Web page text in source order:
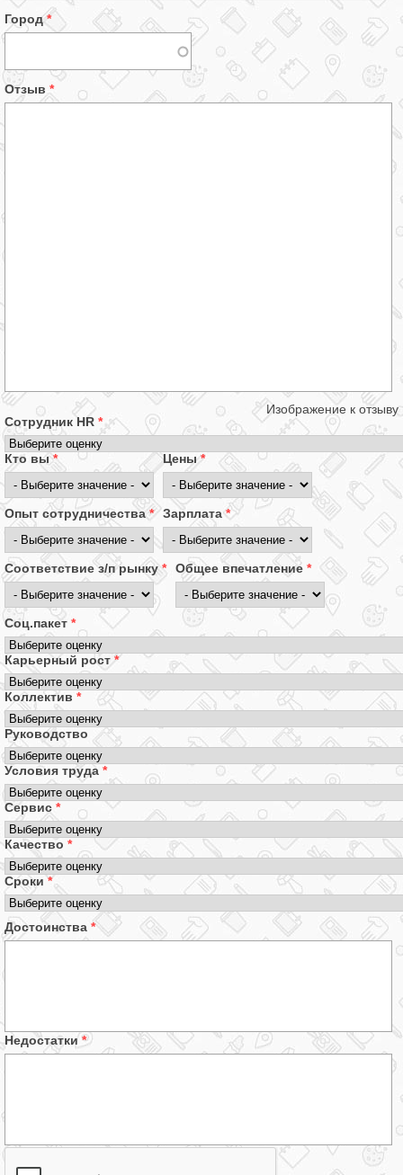
Город*
Отзыв *
Изображение к отзыву
Сотрудник HR *
Кто вы* Цены*
Опыт сотрудничества* Зарплата*
Соответствие з/п рынку* Общее впечатление *
Соц.пакет *
Карьерный рост *
Коллектив *
Руководство
Условия труда *
Сервис *
Качество *
Сроки*
Достоинства *
Недостатки*